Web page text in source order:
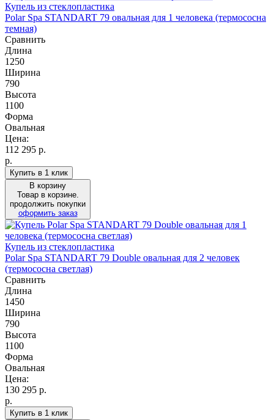
Купель из стеклопластика
Polar Spa STANDART 79 овальная для 1 человека (термососна
темная)
Сравнить
Длина
1250
Ширина
790
Высота
1100
Форма
Овальная
Цена:
112 295 р.
р.
Купить в 1 клик
В корзину
Товар в корзине.
продолжить покупки
оформить заказ
Купель из стеклопластика
Polar Spa STANDART 79 Double овальная для 2 человек
(термососна светлая)
Сравнить
Длина
1450
Ширина
790
Высота
1100
Форма
Овальная
Цена:
130 295 р.
р.
Купить в 1 клик